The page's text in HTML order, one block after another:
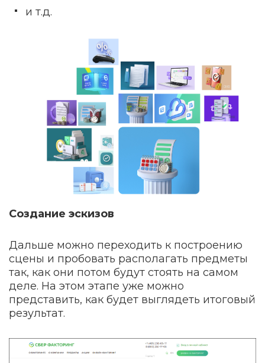
и т.д.
Создание эскизов
Дальше можно переходить к построению
сцены и пробовать располагать предметы
так, как они потом будут стоять на самом
деле. На этом этапе уже можно
представить, как будет выглядеть итоговый
результат.